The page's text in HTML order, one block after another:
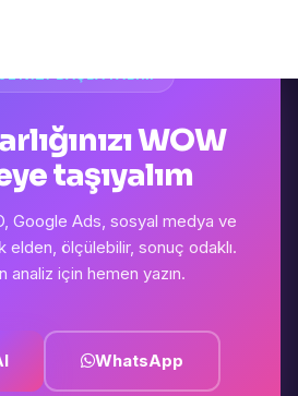
WOW
taşıyalım
Google Ads, sosyal medya ve
elden, ölçülebilir, sonuç odaklı.
analiz için hemen yazın.
WhatsApp